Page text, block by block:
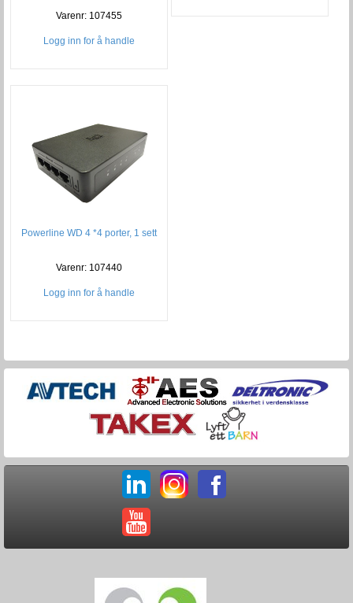
Varenr: 107455
Logg inn for å handle
Powerline WD 4 *4 porter, 1 sett
Varenr: 107440
Logg inn for å handle